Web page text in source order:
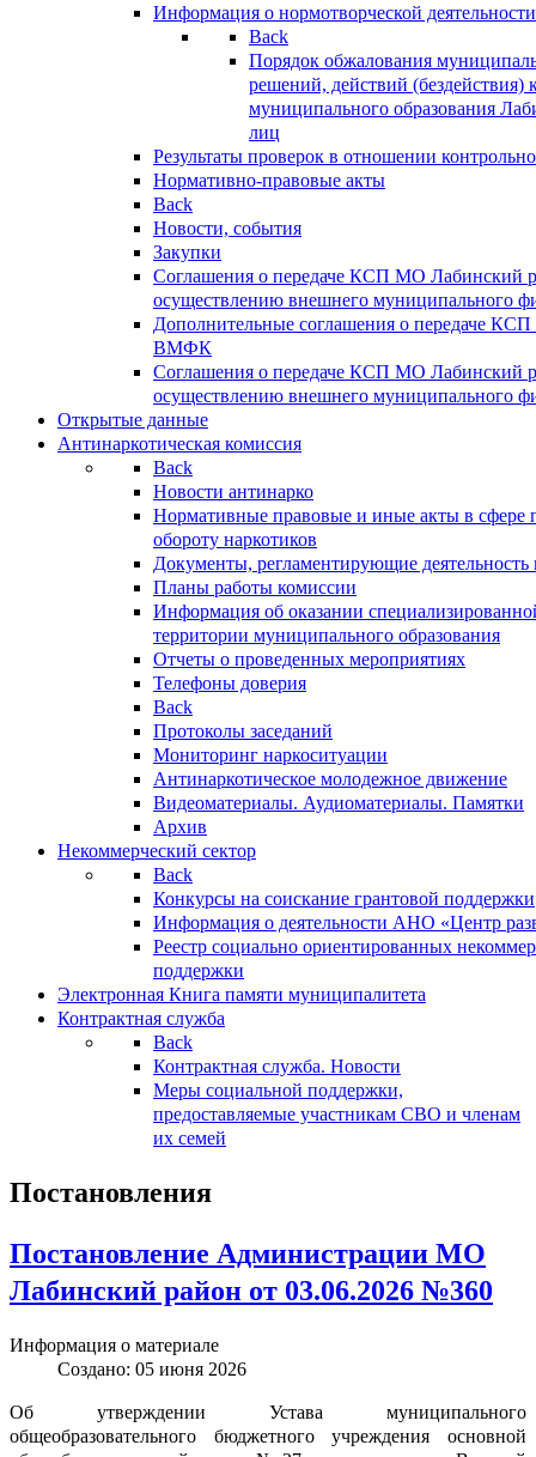
Информация о нормотворческой деятельности
Back
Порядок обжалования
решений, действий (бездействия)
муниципального образования
лиц
Результаты проверок в отношении
Нормативно-правовые акты
Back
Новости, события
Закупки
Соглашения о передаче КСП МО Лабинский
осуществлению внешнего муниципального
Дополнительные соглашения о передаче
ВМФК
Соглашения о передаче КСП МО Лабинский
осуществлению внешнего муниципального
Открытые данные
Антинаркотическая комиссия
Back
Новости антинарко
Нормативные правовые и иные акты в сфере
обороту наркотиков
Документы, регламентирующие деятельность
Планы работы комиссии
Информация об оказании
территории муниципального образования
Отчеты о проведенных мероприятиях
Телефоны доверия
Back
Протоколы заседаний
Мониторинг наркоситуации
Антинаркотическое молодежное движение
Видеоматериалы. Аудиоматериалы. Памятки
Архив
Некоммерческий сектор
Back
Конкурсы на соискание грантовой поддержки
Информация о деятельности АНО «Центр
Реестр социально ориентированных
поддержки
Электронная Книга памяти муниципалитета
Контрактная служба
Back
Контрактная служба. Новости
Меры социальной поддержки,
предоставляемые участникам СВО и членам
их семей
Постановления
Постановление Администрации МО
Лабинский район от 03.06.2026 №360
Информация о материале
Создано: 05 июня 2026
Об утверждении Устава муниципального
общеобразовательного бюджетного учреждения основной